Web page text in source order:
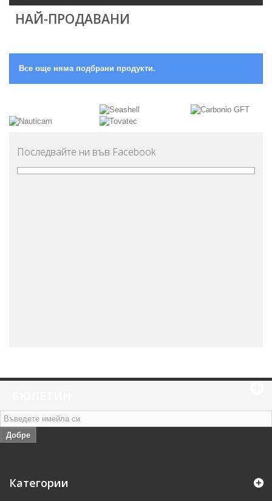
НАЙ-ПРОДАВАНИ
Все още няма подбрани продукти.
Последвайте ни във Facebook
Добре
Категории